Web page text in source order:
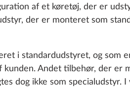
af et køretøj, der er
der er monteret som
i standardudstyret, og som
Andet tilbehør, der er
dog ikke som specialudstyr.